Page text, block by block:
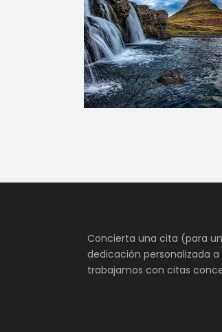
Concierta una cita (para
dedicación personalizada a
trabajamos con citas